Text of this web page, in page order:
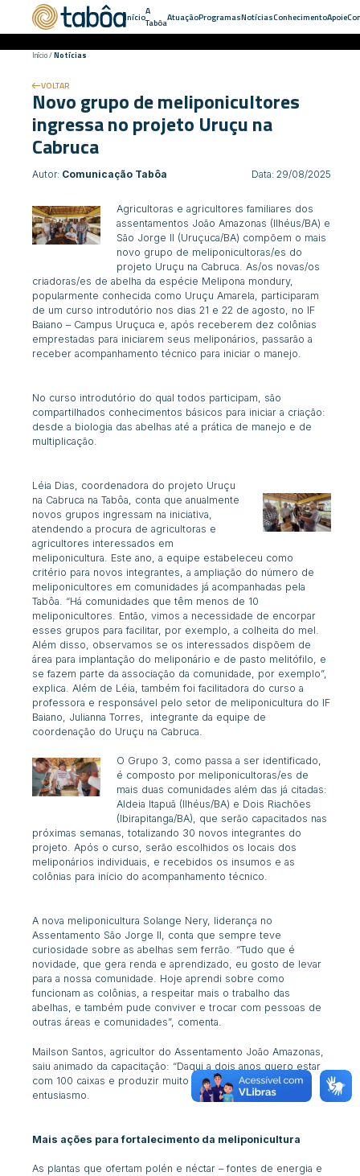
InícioA
TabôaAtuaçãoProgramasNotíciasConhecimentoApoie
Início/Notícias
Novo grupo de meliponicultores
ingressa no projeto Uruçu na
Cabruca
VOLTAR
Autor: Comunicação Tabôa Data: 29/08/2025
Agricultoras e agricultores familiares dos
assentamentos João Amazonas (Ilhéus/BA) e
São Jorge II (Uruçuca/BA) compõem o mais
novo grupo de meliponicultoras/es do
projeto Uruçu na Cabruca. As/os novas/os
criadoras/es de abelha da espécie Melipona mondury,
popularmente conhecida como Uruçu Amarela, participaram
de um curso introdutório nos dias 21 e 22 de agosto, no IF
Baiano – Campus Uruçuca e, após receberem dez colônias
emprestadas para iniciarem seus meliponários, passarão a
receber acompanhamento técnico para iniciar o manejo.
No curso introdutório do qual todos participam, são
compartilhados conhecimentos básicos para iniciar a criação:
desde a biologia das abelhas até a prática de manejo e de
multiplicação.
Léia Dias, coordenadora do projeto Uruçu
na Cabruca na Tabôa, conta que anualmente
novos grupos ingressam na iniciativa,
atendendo a procura de agricultoras e
agricultores interessados em
meliponicultura. Este ano, a equipe estabeleceu como
critério para novos integrantes, a ampliação do número de
meliponicultores em comunidades já acompanhadas pela
Tabôa. “Há comunidades que têm menos de 10
meliponicultores. Então, vimos a necessidade de encorpar
esses grupos para facilitar, por exemplo, a colheita do mel.
Além disso, observamos se os interessados dispõem de
área para implantação do meliponário e de pasto melitófilo, e
se fazem parte da associação da comunidade, por exemplo”,
explica. Além de Léia, também foi facilitadora do curso a
professora e responsável pelo setor de meliponicultura do IF
Baiano, Julianna Torres, integrante da equipe de
coordenação do Uruçu na Cabruca.
O Grupo 3, como passa a ser identificado,
é composto por meliponicultoras/es de
mais duas comunidades além das já citadas:
Aldeia Itapuã (Ilhéus/BA) e Dois Riachões
(Ibirapitanga/BA), que serão capacitados nas
próximas semanas, totalizando 30 novos integrantes do
projeto. Após o curso, serão escolhidos os locais dos
meliponários individuais, e recebidos os insumos e as
colônias para início do acompanhamento técnico.
A nova meliponicultura Solange Nery, liderança no
Assentamento São Jorge II, conta que sempre teve
curiosidade sobre as abelhas sem ferrão. “Tudo que é
novidade, que gera renda e aprendizado, eu gosto de levar
para a nossa comunidade. Hoje aprendi sobre como
funcionam as colônias, a respeitar mais o trabalho das
abelhas, e também pude conviver e trocar com pessoas de
outras áreas e comunidades”, comenta.
Mailson Santos, agricultor do Assentamento João Amazonas,
saiu animado da capacitação: “Daqui a dois anos quero estar
com 100 caixas e produzir muito mel!”, conta com
entusiasmo.
Mais ações para fortalecimento da meliponicultura
As plantas que ofertam polén e néctar – fontes de energia e